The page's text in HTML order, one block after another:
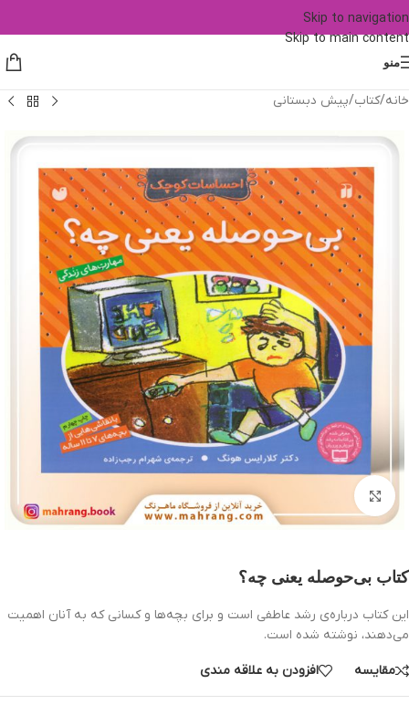
Skip to navigation
Skip to main content
منو
خانه/کتاب/پیش دبستانی
بزرگنمایی تصویر
کتاب بی‌حوصله یعنی چه؟
این کتاب درباره‌‏ی رشد عاطفی است و برای بچه‌‏ها و کسانی که به آنان اهمیت
می‌‏دهند، نوشته شده است.
مقایسه افزودن به علاقه مندی